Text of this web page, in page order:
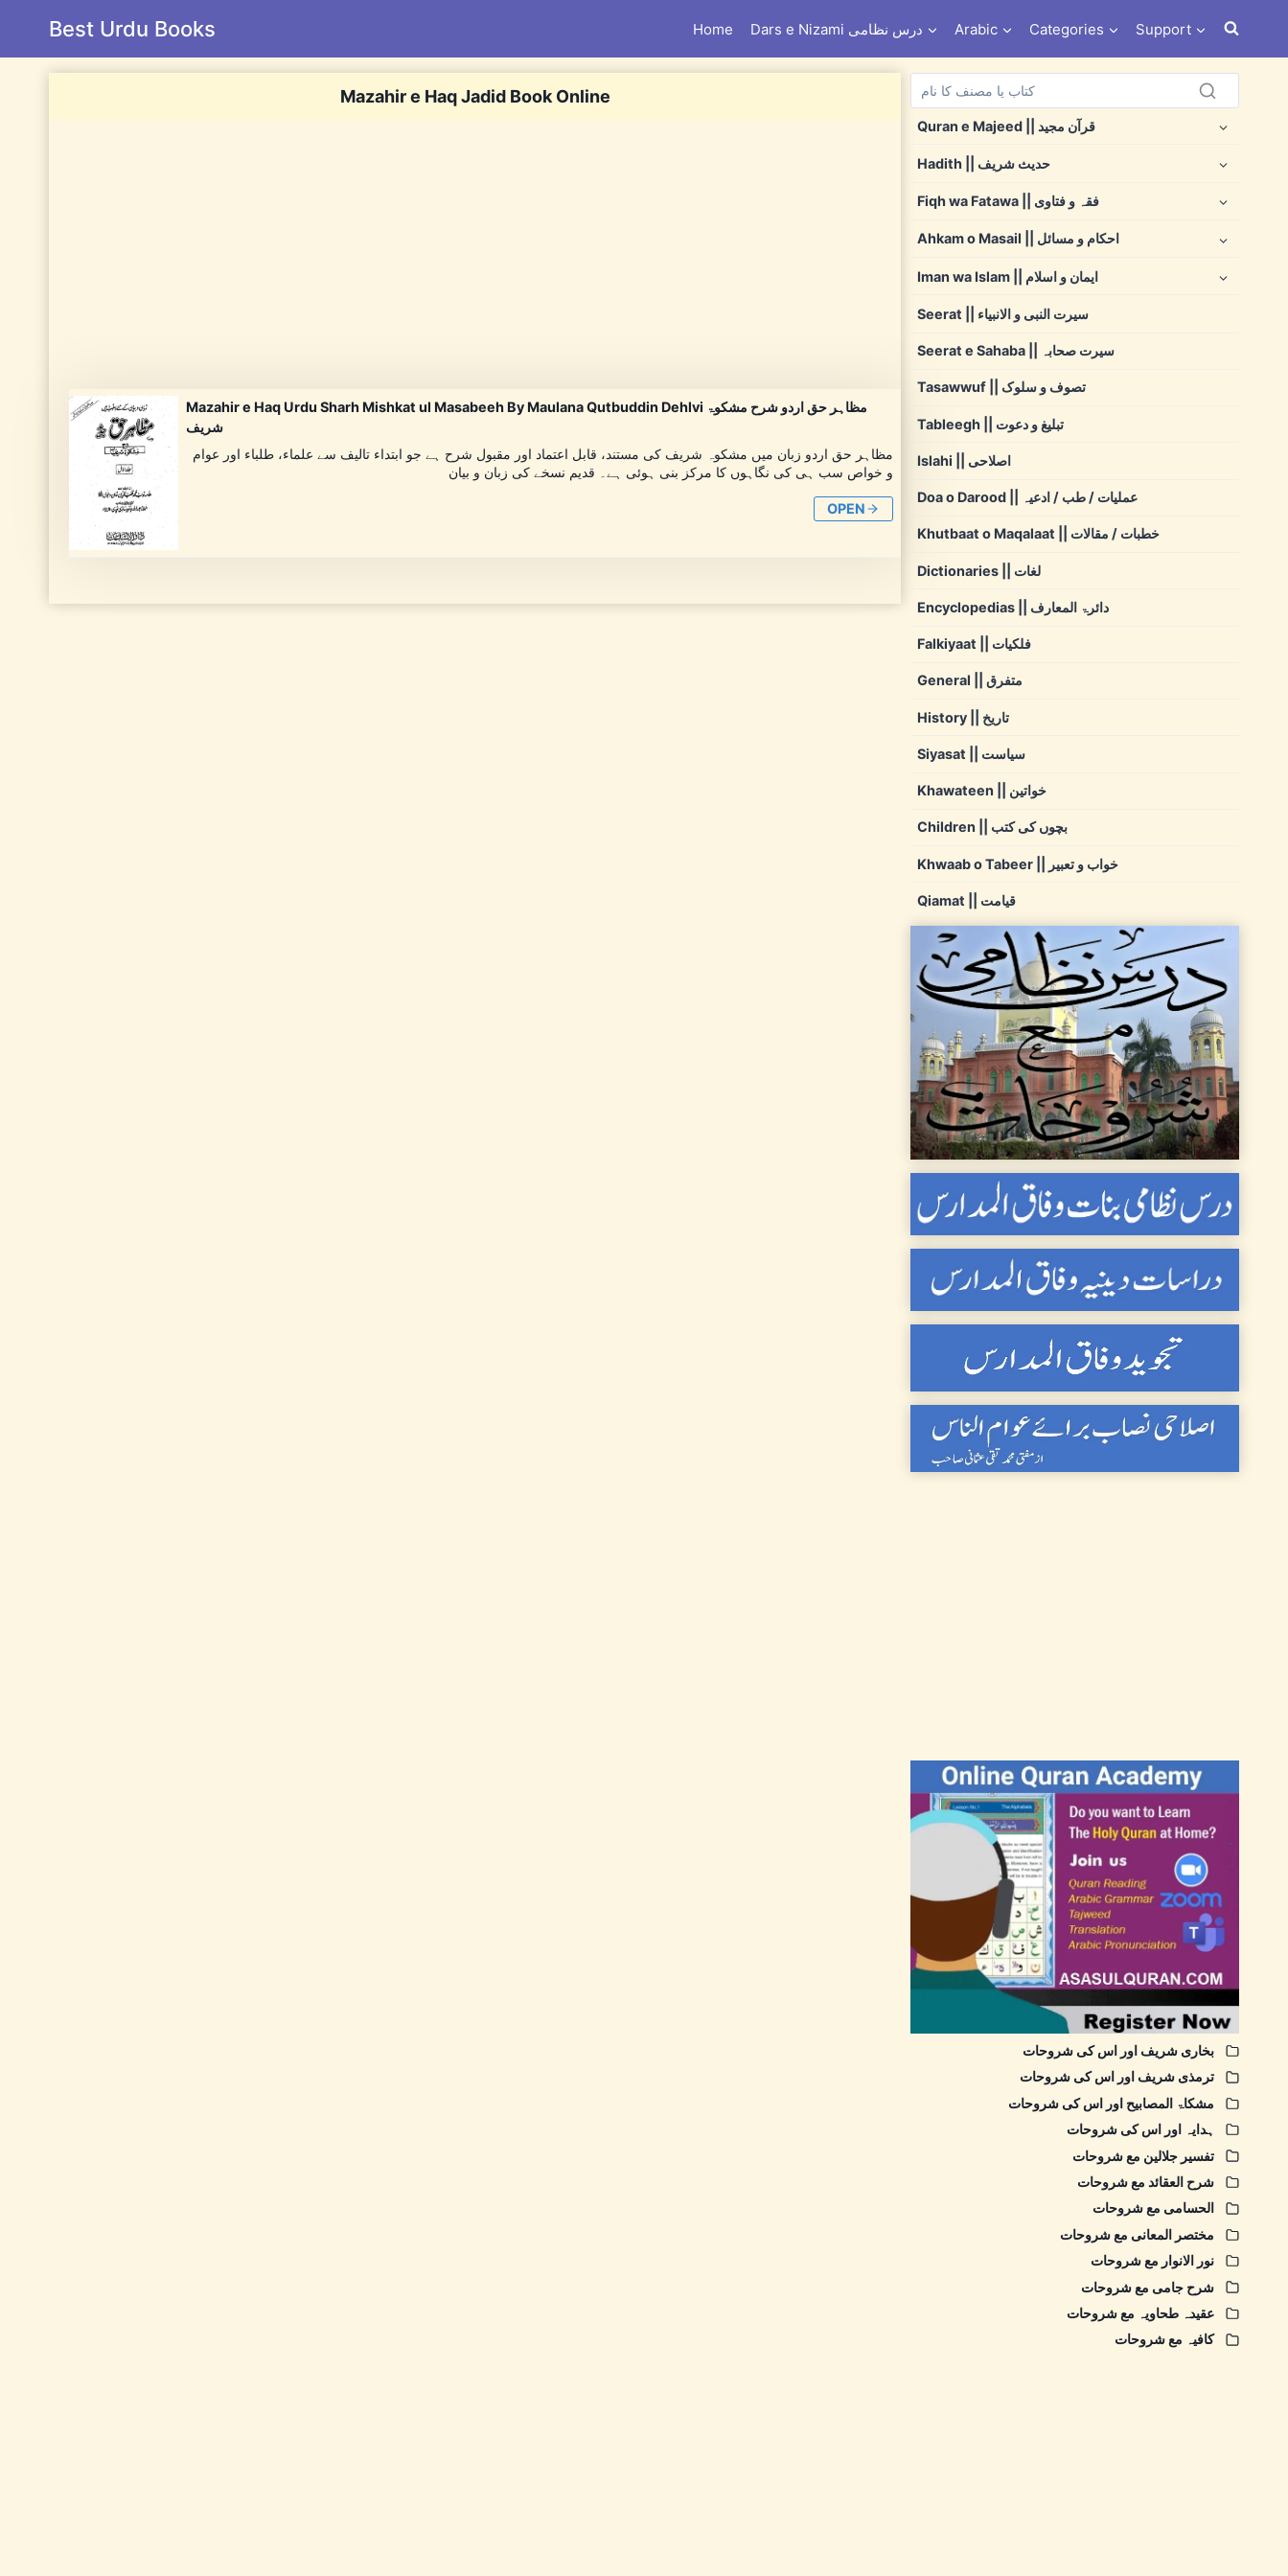
Best Urdu Books Home Dars e Nizami درس نظامی Arabic Categories Support
Mazahir e Haq Jadid Book Online
Mazahir e Haq Urdu Sharh Mishkat ul Masabeeh By Maulana Qutbuddin Dehlvi مظاہر حق اردو شرح مشکوۃ
شریف
و خواص سب ہی کی نگاہوں کا مرکز بنی ہوئی ہے۔ قدیم نسخے کی زبان و بیان
OPEN
Quran e Majeed || قرآن مجید
Hadith || حدیث شریف
Fiqh wa Fatawa || فقہ و فتاوی
Ahkam o Masail || احکام و مسائل
Iman wa Islam || ایمان و اسلام
Seerat || سیرت النبی و الانبیاء
Seerat e Sahaba || سیرت صحابہ
Tasawwuf || تصوف و سلوک
Tableegh || تبلیغ و دعوت
Islahi || اصلاحی
Doa o Darood || عملیات / طب / ادعیہ
Khutbaat o Maqalaat || خطبات / مقالات
Dictionaries || لغات
Encyclopedias || دائرۃ المعارف
Falkiyaat || فلکیات
General || متفرق
History || تاریخ
Siyasat || سیاست
Khawateen || خواتین
Children || بچوں کی کتب
Khwaab o Tabeer || خواب و تعبیر
Qiamat || قیامت
بخاری شریف اور اس کی شروحات
ترمذی شریف اور اس کی شروحات
مشکاۃ المصابیح اور اس کی شروحات
ہدایہ اور اس کی شروحات
تفسیر جلالین مع شروحات
شرح العقائد مع شروحات
الحسامی مع شروحات
مختصر المعانی مع شروحات
نور الانوار مع شروحات
شرح جامی مع شروحات
عقیدہ طحاویہ مع شروحات
کافیہ مع شروحات